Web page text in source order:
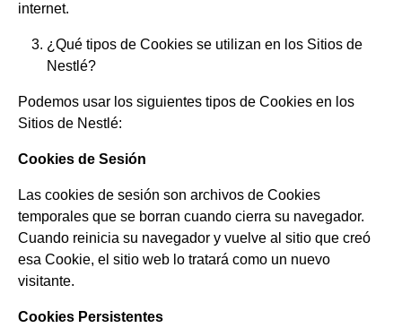
internet.
¿Qué tipos de Cookies se utilizan en los Sitios de
Nestlé?
Podemos usar los siguientes tipos de Cookies en los
Sitios de Nestlé:
Cookies de Sesión
Las cookies de sesión son archivos de Cookies
temporales que se borran cuando cierra su navegador.
Cuando reinicia su navegador y vuelve al sitio que creó
esa Cookie, el sitio web lo tratará como un nuevo
visitante.
Cookies Persistentes